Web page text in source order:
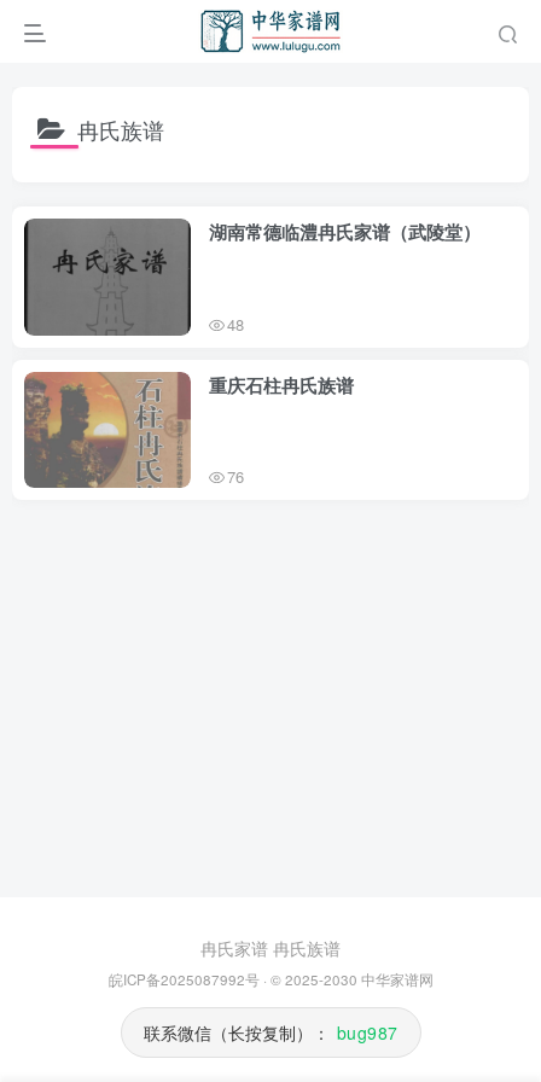
冉氏族谱
湖南常德临澧冉氏家谱（武陵堂）
48
重庆石柱冉氏族谱
76
冉氏家谱 冉氏族谱
皖ICP备2025087992号· © 2025-2030 中华家谱网
联系微信（长按复制）： bug987